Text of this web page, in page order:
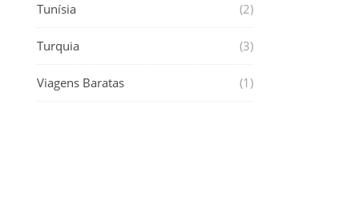
Tunísia (2)
Turquia (3)
Viagens Baratas (1)